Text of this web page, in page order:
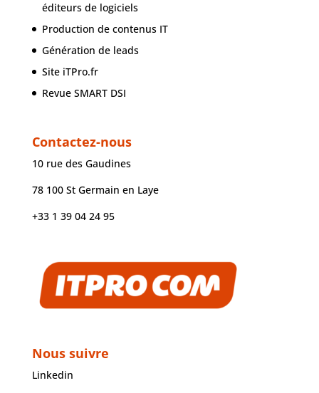
éditeurs de logiciels
Production de contenus IT
Génération de leads
Site iTPro.fr
Revue SMART DSI
Contactez-nous
10 rue des Gaudines
78 100 St Germain en Laye
+33 1 39 04 24 95
Nous suivre
Linkedin